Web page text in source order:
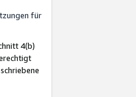
für
4(b)